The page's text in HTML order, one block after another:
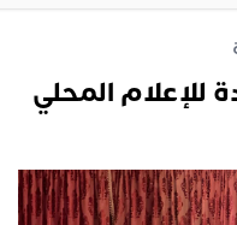
للإعلام المحلي